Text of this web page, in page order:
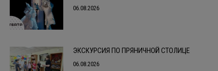
06.08.2026
ЭКСКУРСИЯ ПО ПРЯНИЧНОЙ СТОЛИЦЕ
06.08.2026